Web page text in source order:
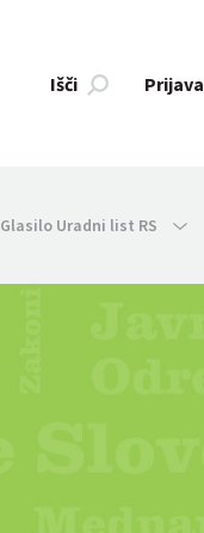
Išči Prijava
Glasilo Uradni list RS